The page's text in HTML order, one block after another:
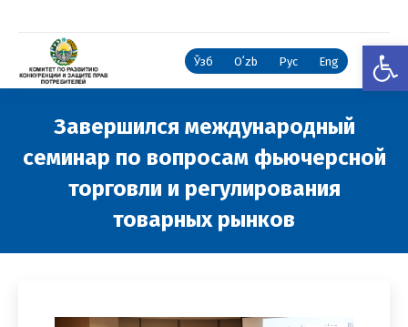
Ўзб Oʻzb Рус Eng
Завершился международный
семинар по вопросам фьючерсной
торговли и регулирования
товарных рынков